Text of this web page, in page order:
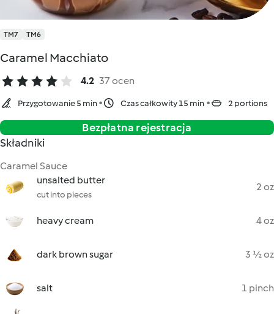
TM7 TM6
Caramel Macchiato
4.2 37 ocen
Przygotowanie 5 min Czas całkowity 15 min 2 portions
Bezpłatna rejestracja
Składniki
Caramel Sauce
unsalted butter
cut into pieces
2 oz
heavy cream 4 oz
dark brown sugar 3 ½ oz
salt 1 pinch